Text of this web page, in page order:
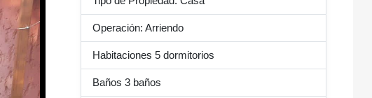
Operación: Arriendo
Habitaciones 5 dormitorios
Baños 3 baños